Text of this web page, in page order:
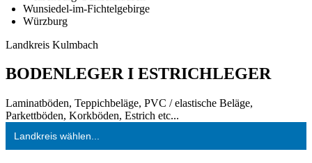
Wunsiedel-im-Fichtelgebirge
Würzburg
Landkreis Kulmbach
BODENLEGER I ESTRICHLEGER
Laminatböden, Teppichbeläge, PVC / elastische Beläge,
Parkettböden, Korkböden, Estrich etc...
Landkreis wählen...